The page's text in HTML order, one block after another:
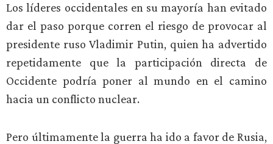
Los líderes occidentales en su mayoría han evitado
dar el paso porque corren el riesgo de provocar al
presidente ruso Vladimir Putin, quien ha advertido
repetidamente que la participación directa de
Occidente podría poner al mundo en el camino
hacia un conflicto nuclear.
Pero últimamente la guerra ha ido a favor de Rusia,